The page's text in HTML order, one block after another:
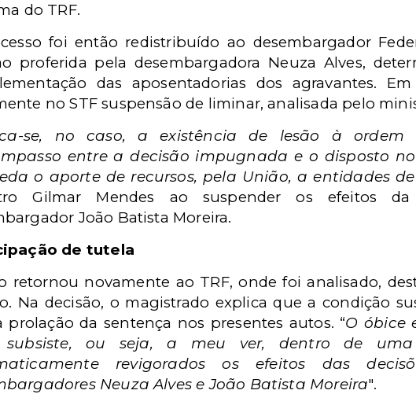
do TRF.
foi então redistribuído ao desembargador
proferida pela desembargadora Neuza Alves,
das aposentadorias dos agravantes.
no STF suspensão de liminar, analisada pelo
se, no caso, a existência de lesão à
entre a decisão impugnada e o disposto
o aporte de recursos, pela União, a entidades
Gilmar Mendes ao suspender os efeitos
João Batista Moreira.
de tutela
retornou novamente ao TRF, onde foi analisado,
Na decisão, o magistrado explica que a condição
prolação da sentença nos presentes autos. “O óbice
subsiste, ou seja, a meu ver, dentro de uma
revigorados os efeitos das
Neuza Alves e João Batista Moreira".